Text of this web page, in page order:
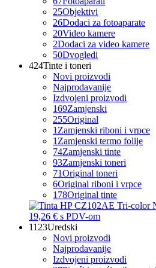
25Objektivi
26Dodaci za fotoaparate
20Video kamere
2Dodaci za video kamere
50Dvogledi
424Tinte i toneri
Novi proizvodi
Najprodavanije
Izdvojeni proizvodi
169Zamjenski
255Original
1 Zamjenski riboni i vrpce
1 Zamjenski termo folije
74Zamjenski tinte
93Zamjenski toneri
71Original toneri
6Original riboni i vrpce
178Original tinte
19,26 € s PDV-om
1123Uredski
Novi proizvodi
Najprodavanije
Izdvojeni proizvodi